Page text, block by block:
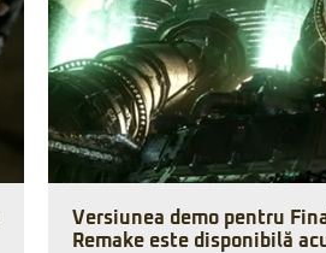
Versiunea demo pentru
Remake este disponibilă